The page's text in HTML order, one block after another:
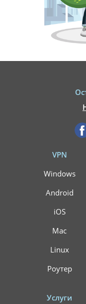
VPN
Windows
Android
iOS
Mac
Linux
Роутер
Услуги